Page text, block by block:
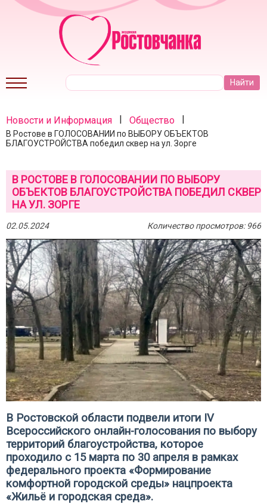
Новости и Информация | Общество |
В Ростове в ГОЛОСОВАНИИ по ВЫБОРУ ОБЪЕКТОВ
БЛАГОУСТРОЙСТВА победил сквер на ул. Зорге
В РОСТОВЕ В ГОЛОСОВАНИИ ПО ВЫБОРУ
ОБЪЕКТОВ БЛАГОУСТРОЙСТВА ПОБЕДИЛ СКВЕР
НА УЛ. ЗОРГЕ
02.05.2024 Количество просмотров: 966
В Ростовской области подвели итоги IV
Всероссийского онлайн-голосования по выбору
территорий благоустройства, которое
проходило с 15 марта по 30 апреля в рамках
федерального проекта «Формирование
комфортной городской среды» нацпроекта
«Жильё и городская среда».